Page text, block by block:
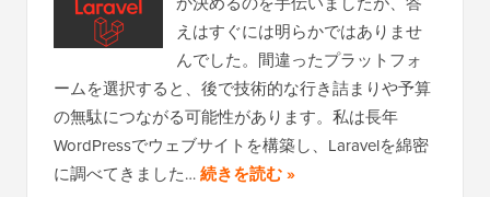
えはすぐには明らかではありませ
んでした。間違ったプラットフォ
ームを選択すると、後で技術的な行き詰まりや予算
の無駄につながる可能性があります。私は長年
WordPressでウェブサイトを構築し、Laravelを綿密
に調べてきました…続きを読む »